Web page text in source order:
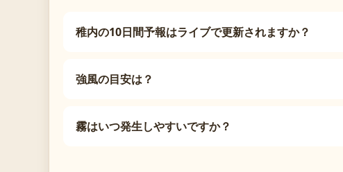
稚内の10日間予報はライブで更新されますか？
強風の目安は？
霧はいつ発生しやすいですか？